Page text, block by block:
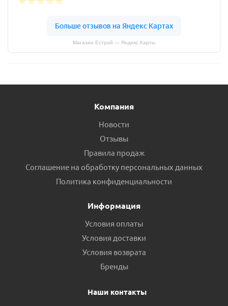
Магазин Естрой — Яндекс.Карты
Компания
Новости
Отзывы
Правила продаж
Соглашение на обработку персональных данных
Политика конфиденциальности
Информация
Условия оплаты
Условия доставки
Условия возврата
Бренды
Наши контакты